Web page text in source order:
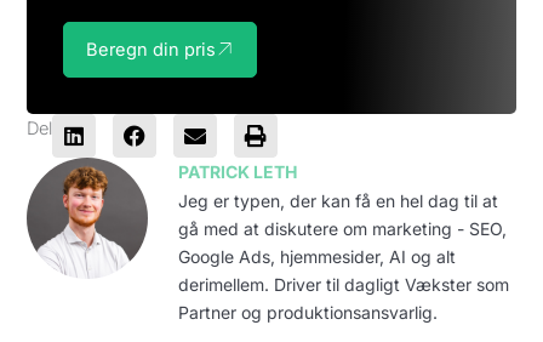
Beregn din pris
Del
PATRICK LETH
Jeg er typen, der kan få en hel dag til at
gå med at diskutere om marketing - SEO,
Google Ads, hjemmesider, AI og alt
derimellem. Driver til dagligt Vækster som
Partner og produktionsansvarlig.